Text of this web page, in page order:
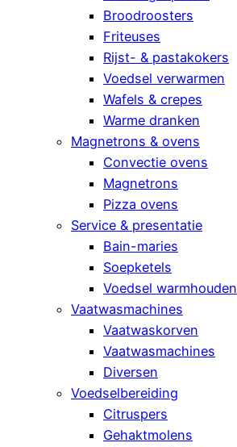
Broodroosters
Friteuses
Rijst- & pastakokers
Voedsel verwarmen
Wafels & crepes
Warme dranken
Magnetrons & ovens
Convectie ovens
Magnetrons
Pizza ovens
Service & presentatie
Bain-maries
Soepketels
Voedsel warmhouden
Vaatwasmachines
Vaatwaskorven
Vaatwasmachines
Diversen
Voedselbereiding
Citruspers
Gehaktmolens